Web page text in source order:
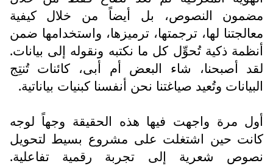
مضمون النصوص، بل أيضاً من خلال كيفية
معالجتنا لها، ترجمتها، ترميزها، واستخدامها ضمن
أنظمة ذكية تُحوِّل كل ما نكتبه ونقوله إلى بيانات.
لقد أصبحنا، شاء البعض أم أبى، كائنات تُنتِج
البيانات وتُعيد صياغتنا نحن أنفسنا كبنيات بياناتية.
أول مرة واجهت فيها هذه الحقيقة وجهاً لوجه
كانت حين اشتغلت على مشروع بسيط لتحويل
نصوص شعرية إلى تجربة رقمية تفاعلية.